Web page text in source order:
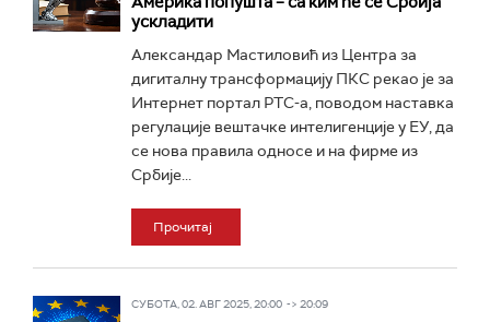
ускладити
Александар Мастиловић из Центра за
дигиталну трансформацију ПКС рекао је за
Интернет портал РТС-а, поводом наставка
регулације вештачке интелигенције у ЕУ, да
се нова правила односе и на фирме из
Србије...
Прочитај
СУБОТА, 02. АВГ 2025, 20:00 -> 20:09